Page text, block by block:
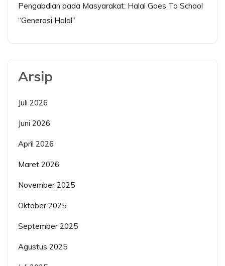
Pengabdian pada Masyarakat: Halal Goes To School
“Generasi Halal”
Arsip
Juli 2026
Juni 2026
April 2026
Maret 2026
November 2025
Oktober 2025
September 2025
Agustus 2025